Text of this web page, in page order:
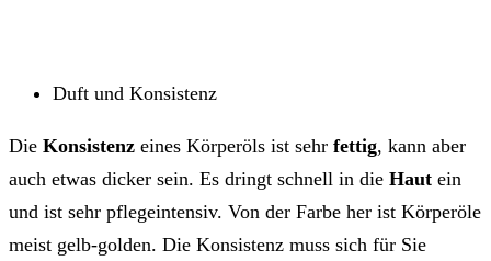
Duft und Konsistenz
Die Konsistenz eines Körperöls ist sehr fettig, kann aber
auch etwas dicker sein. Es dringt schnell in die Haut ein
und ist sehr pflegeintensiv. Von der Farbe her ist Körperöle
meist gelb-golden. Die Konsistenz muss sich für Sie